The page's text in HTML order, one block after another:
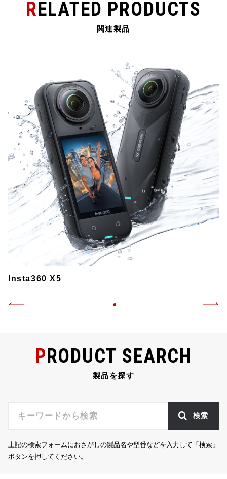
RELATED PRODUCTS
関連製品
Insta360 X5
PRODUCT SEARCH
製品を探す
検索
上記の検索フォームにおさがしの製品名や型番などを入力して「検索」
ボタンを押してください。